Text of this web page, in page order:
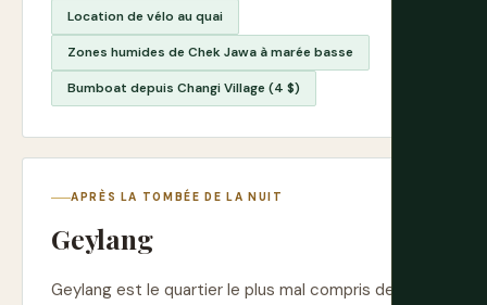
Location de vélo au quai
Zones humides de Chek Jawa à marée basse
Bumboat depuis Changi Village (4 $)
APRÈS LA TOMBÉE DE LA NUIT
Geylang
Geylang est le quartier le plus mal compris de